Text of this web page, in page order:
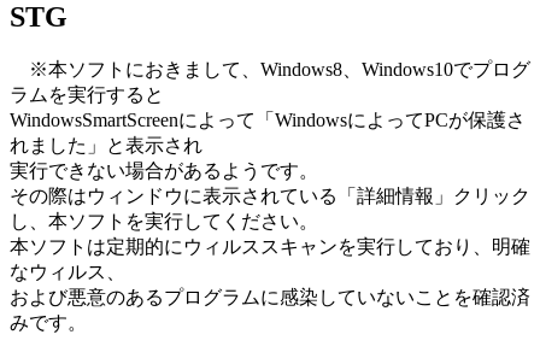
STG
※本ソフトにおきまして、Windows8、Windows10でプログ
ラムを実行すると
WindowsSmartScreenによって「WindowsによってPCが保護さ
れました」と表示され
実行できない場合があるようです。
その際はウィンドウに表示されている「詳細情報」クリック
し、本ソフトを実行してください。
本ソフトは定期的にウィルススキャンを実行しており、明確
なウィルス、
および悪意のあるプログラムに感染していないことを確認済
みです。